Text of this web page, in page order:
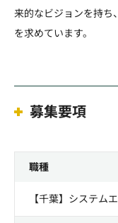
来的なビジョンを持ち
を求めています。
募集要項
職種
【千葉】システム